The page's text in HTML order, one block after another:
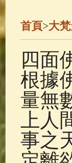
善
首頁>大
四面
根據
量無
上
事之